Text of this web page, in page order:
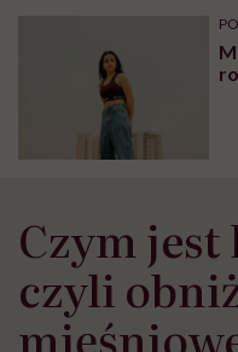
wyobraźni"
Czym
czyli